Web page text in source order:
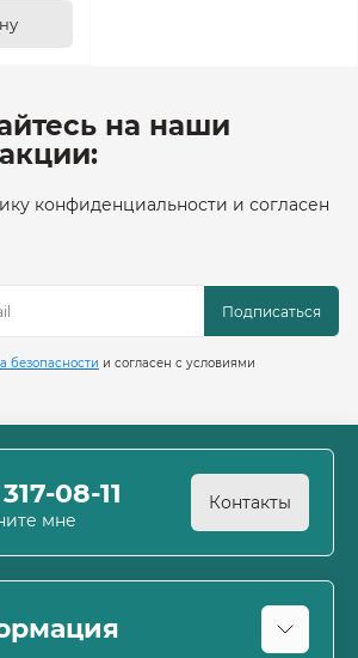
на наши
конфиденциальности и согласен
Подписаться
безопасности и согласен с условиями
08-11
мне
Контакты